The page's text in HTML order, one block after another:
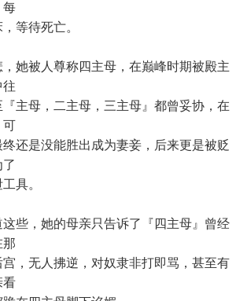
每
等待死亡。
被人尊称四主母，在巅峰时期被殿主
往
主母，二主母，三主母』都曾妥协，在
可
还是没能胜出成为妻妾，后来更是被贬
具。
，她的母亲只告诉了『四主母』曾经
那
，无人拂逆，对奴隶非打即骂，甚至有
看